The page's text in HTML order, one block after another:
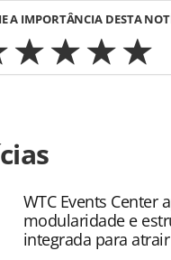
A IMPORTÂNCIA DESTA
mercado/
turismo-em-alta-no-
empresas-venderam-
as ferramentas
pela PANROTAS
brasileira sobre
WTC Events Center
modularidade e
integrada para